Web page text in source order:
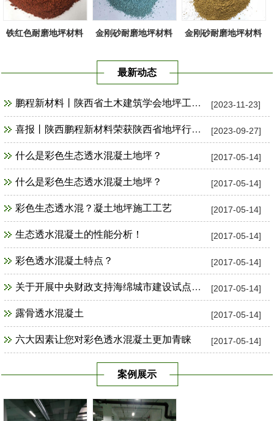
铁红色耐磨地坪材料
金刚砂耐磨地坪材料
金刚砂耐磨地坪材料
最新动态
[2023-11-23]
鹏程新材料丨陕西省土木建筑学会地坪工程技术专业委员会祝贺陕十建汉中市（崔家营社区）项目观摩会圆满成功！
[2023-09-27]
喜报丨陕西鹏程新材料荣获陕西省地坪行业优秀材料供应商、年度最佳贡献奖！
[2017-05-14]
什么是彩色生态透水混凝土地坪？
[2017-05-14]
什么是彩色生态透水混凝土地坪？
[2017-05-14]
彩色生态透水混？凝土地坪施工工艺
[2017-05-14]
生态透水混凝土的性能分析！
[2017-05-14]
彩色透水混凝土特点？
[2017-05-14]
关于开展中央财政支持海绵城市建设试点工作
[2017-05-14]
露骨透水混凝土
[2017-05-14]
六大因素让您对彩色透水混凝土更加青睐
案例展示